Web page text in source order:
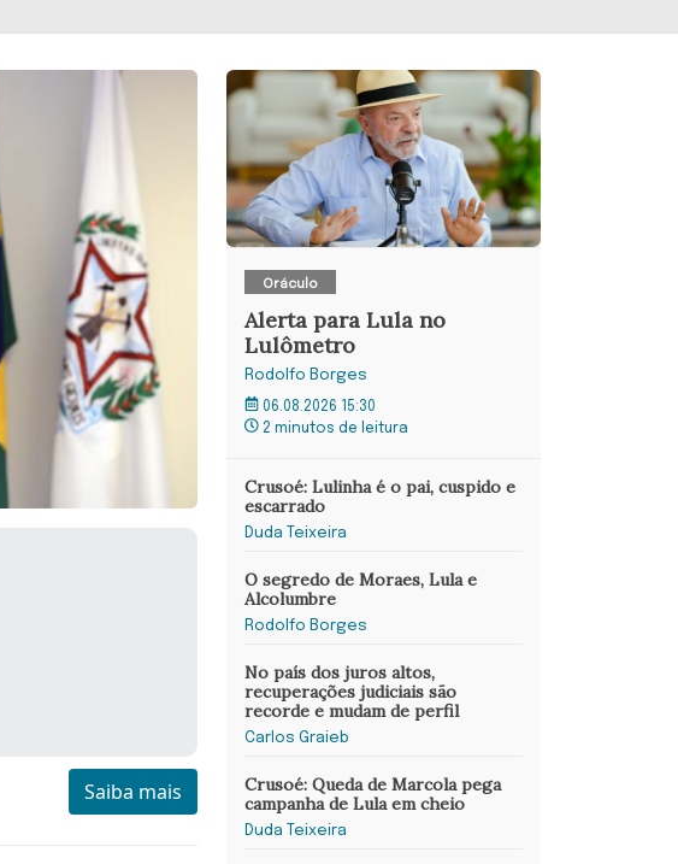
Saiba mais
Oráculo
Alerta para Lula no
Lulômetro
Rodolfo Borges
06.08.2026 15:30
2 minutos de leitura
Crusoé: Lulinha é o pai, cuspido e
escarrado
Duda Teixeira
O segredo de Moraes, Lula e
Alcolumbre
Rodolfo Borges
No país dos juros altos,
recuperações judiciais são
recorde e mudam de perfil
Carlos Graieb
Crusoé: Queda de Marcola pega
campanha de Lula em cheio
Duda Teixeira